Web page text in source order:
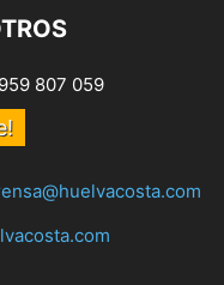
807 059